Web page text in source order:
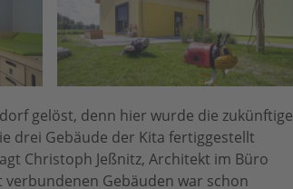
gelöst, denn hier wurde die zukünftige
drei Gebäude der Kita fertiggestellt
Christoph Jeßnitz, Architekt im Büro
Gebäuden war schon